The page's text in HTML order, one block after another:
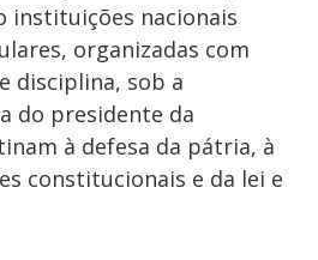
instituições nacionais
organizadas com
disciplina, sob a
do presidente da
à defesa da pátria, à
constitucionais e da lei e